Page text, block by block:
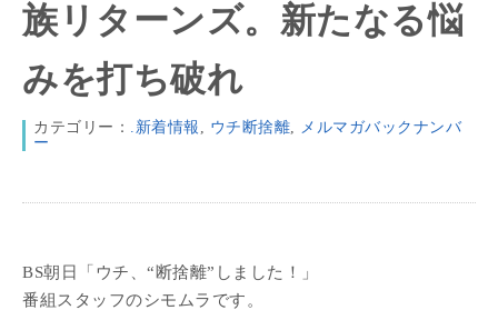
族リターンズ。新たなる悩
みを打ち破れ
カテゴリー： .新着情報 , ウチ断捨離, メルマガバックナンバ
ー
BS朝日「ウチ、“断捨離”しました！」
番組スタッフのシモムラです。